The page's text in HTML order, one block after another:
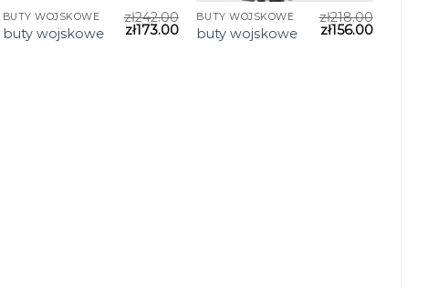
BUTY WOJSKOWE
buty wojskowe
zł242.00
zł173.00
BUTY WOJSKOWE
buty wojskowe
zł218.00
zł156.00